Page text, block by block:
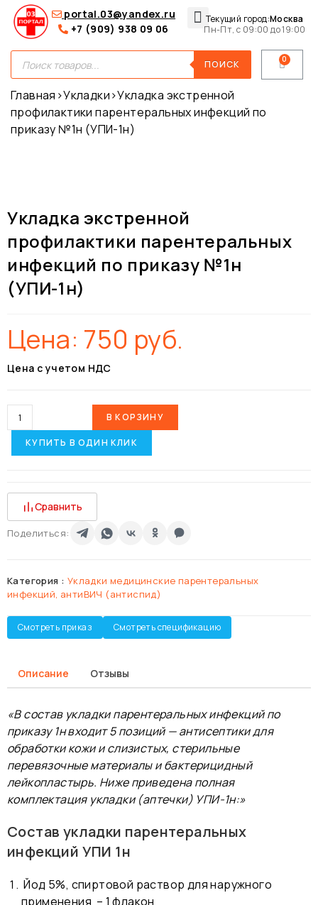
Текущий город:Москва
Пн-Пт, с 09:00 до 19:00
portal.03@yandex.ru
+7 (909) 938 09 06
ПОИСК
Главная ›Укладки›Укладка экстренной
профилактики парентеральных инфекций по
приказу №1н (УПИ-1н)
Укладка экстренной
профилактики парентеральных
инфекций по приказу №1н
(УПИ-1н)
Цена: 750 руб.
Цена с учетом НДС
В КОРЗИНУ
КУПИТЬ В ОДИН КЛИК
Сравнить
Поделиться:
Категория : Укладки медицинские парентеральных
инфекций, антиВИЧ (антиспид)
Смотреть приказ Смотреть спецификацию
Описание Отзывы
«В состав укладки парентеральных инфекций по
приказу 1н входит 5 позиций — антисептики для
обработки кожи и слизистых, стерильные
перевязочные материалы и бактерицидный
лейкопластырь. Ниже приведена полная
комплектация укладки (аптечки) УПИ-1н:»
Состав укладки парентеральных
инфекций УПИ 1н
Йод 5%, спиртовой раствор для наружного
применения – 1 флакон